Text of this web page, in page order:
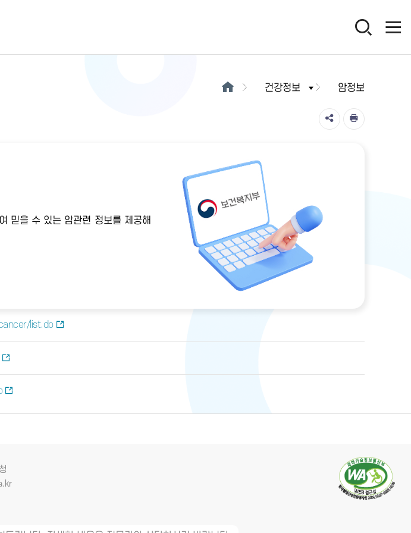
건강정보 암정보
믿을 수 있는 암관련 정보를 제공해
list.do